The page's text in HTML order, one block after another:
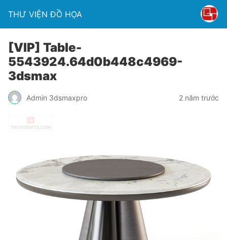
THƯ VIỆN ĐỒ HỌA
[VIP] Table-
5543924.64d0b448c4969-
3dsmax
Admin 3dsmaxpro 2 năm trước